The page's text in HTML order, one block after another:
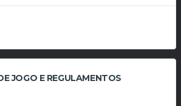
JOGO E REGULAMENTOS